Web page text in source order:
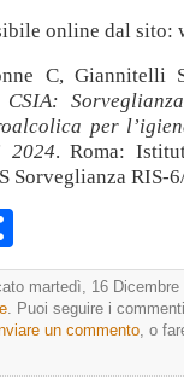
online dal sito:
C, Giannitelli
CSIA:
per
2024. Roma:
Sorveglianza RIS-
martedì, 16 Dicembre
. Puoi seguire i
un commento , o